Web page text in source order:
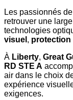
Les passionnés
retrouver une
technologies
visuel , protection
À Liberty, Great
RD STE A
air dans le choix
expérience
exigences.